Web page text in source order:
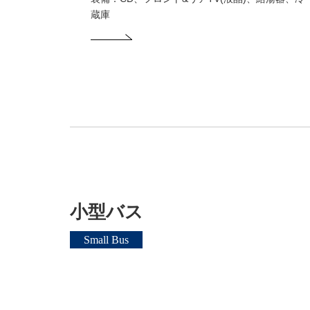
蔵庫
小型バス
Small Bus